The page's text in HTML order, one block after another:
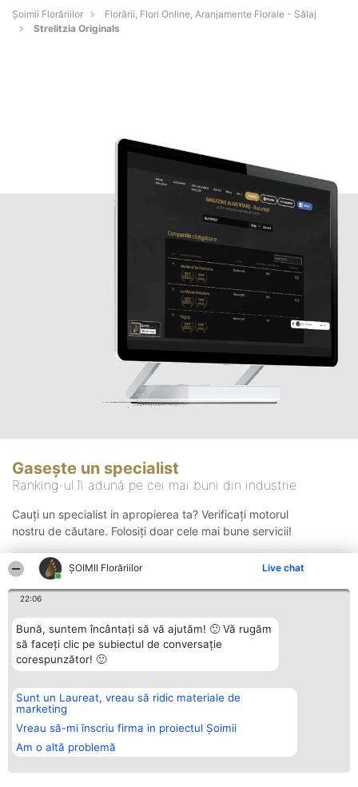
ȘOIMII Florăriilor Live chat
22:06
Bună, suntem încântați să vă ajutăm! 🙂 Vă rugăm
să faceți clic pe subiectul de conversație
corespunzător! 🙂
Sunt un Laureat, vreau să ridic materiale de
marketing
Vreau să-mi înscriu firma in proiectul Șoimii
Am o altă problemă
Șoimii Florăriilor
Florării, Flori Online, Aranjamente Florale - Sălaj
Strelitzia Originals
Gasește un specialist
Ranking-ul îi adună pe cei mai buni din industrie
Cauți un specialist in apropierea ta? Verificați motorul
nostru de căutare. Folosiți doar cele mai bune servicii!
Organizator Ranking
BRIGHT SOLUTIONS BR SRL
Aleea Timisul De Sus 2 Bl. A30
Sc. A Et. 4 Ap. 13 Cod 061952
București
CUI 36737675
Plebiscyt
Lista Tuturor
Laureaților
Statut
Contact